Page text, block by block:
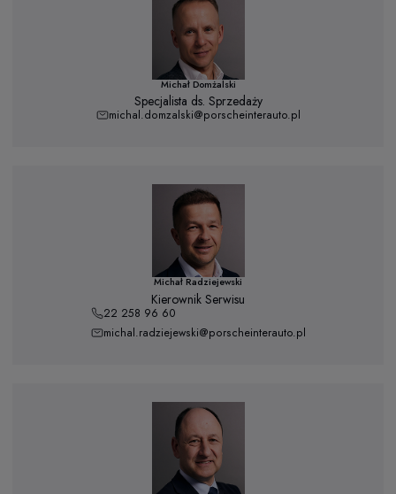
Michał Domżalski
Specjalista ds. Sprzedaży
michal.domzalski@porscheinterauto.pl
Michał Radziejewski
Kierownik Serwisu
22 258 96 60
michal.radziejewski@porscheinterauto.pl